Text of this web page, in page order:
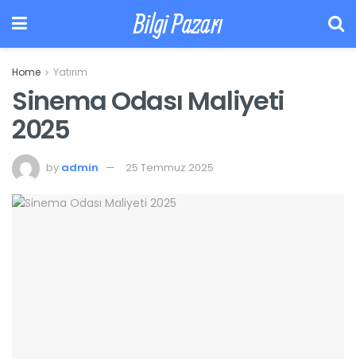
Bilgi Pazarı
Home Yatırım
Sinema Odası Maliyeti
2025
by admin 25 Temmuz 2025